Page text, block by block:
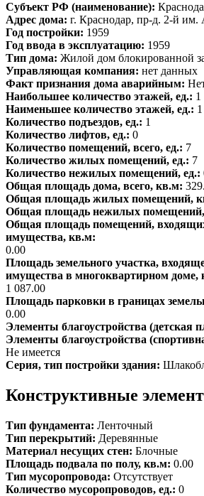
Субъект РФ (наименование):
Адрес дома: г. Краснодар, пр-д. 2-й им.
Год постройки: 1959
Год ввода в эксплуатацию: 1959
Тип дома: Жилой дом блокированной
Управляющая компания: нет данных
Факт признания дома аварийным:
Наибольшее количество этажей, ед.: 1
Наименьшее количество этажей, ед.: 1
Количество подъездов, ед.: 1
Количество лифтов, ед.: 0
Количество помещений, всего, ед.: 7
Количество жилых помещений, ед.: 7
Количество нежилых помещений, ед.:
Общая площадь дома, всего, кв.м:
Общая площадь жилых помещений,
Общая площадь нежилых
Общая площадь помещений,
имущества, кв.м:
0.00
Площадь земельного участка,
имущества в многоквартирном доме,
1 087.00
Площадь парковки в границах
0.00
Элементы благоустройства (детская
Элементы благоустройства
Не имеется
Серия, тип постройки здания:
Конструктивные
Тип фундамента: Ленточный
Тип перекрытий: Деревянные
Материал несущих стен: Блочные
Площадь подвала по полу, кв.м: 0.00
Тип мусоропровода: Отсутствует
Количество мусоропроводов, ед.: 0